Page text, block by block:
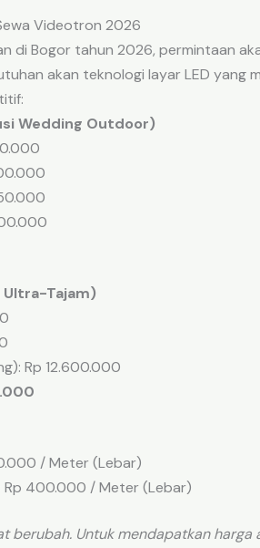
Videotron 2026
di Bogor tahun 2026, permintaan
akan teknologi layar LED
Wedding Outdoor)
Ultra-Tajam)
Rp 12.600.000
/ Meter (Lebar)
Rp 400.000 / Meter (Lebar)
berubah. Untuk mendapatkan